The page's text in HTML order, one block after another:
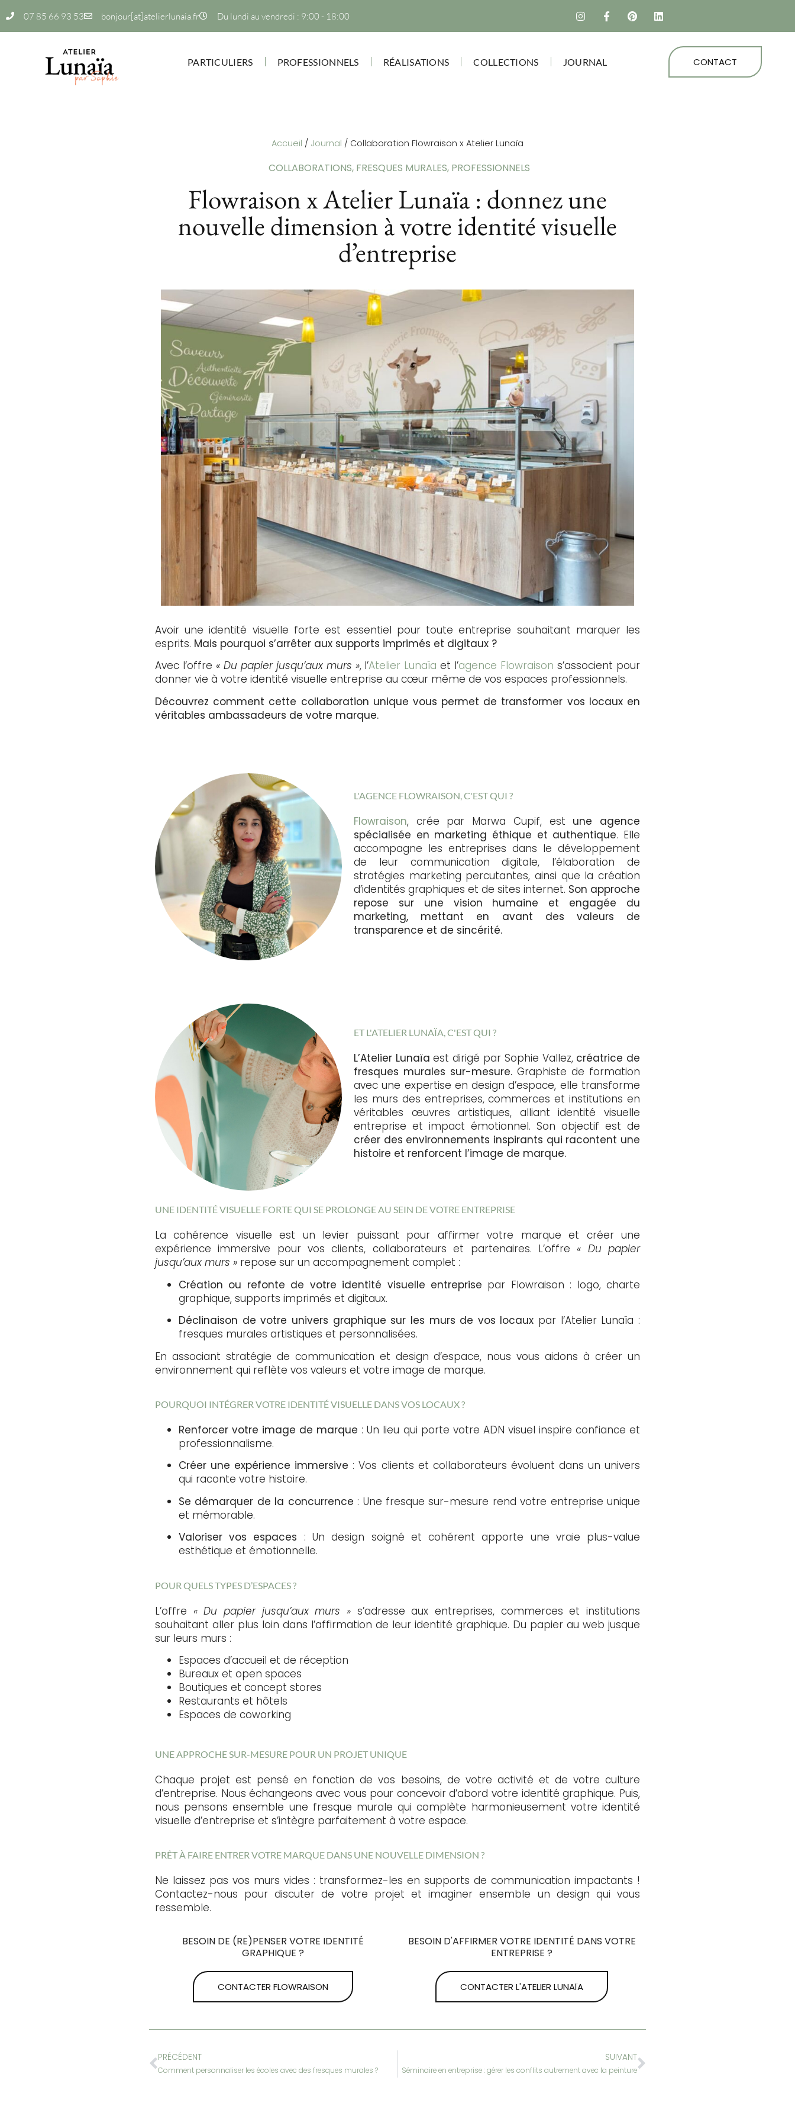
07 85 66 93 53 bonjour[at]atelierlunaia.fr Du lundi au vendredi : 9:00 - 18:00
PARTICULIERS PROFESSIONNELS RÉALISATIONS COLLECTIONS JOURNAL CONTACT
Accueil / Journal / Collaboration Flowraison x Atelier Lunaïa
COLLABORATIONS, FRESQUES MURALES, PROFESSIONNELS
Flowraison x Atelier Lunaïa : donnez une
nouvelle dimension à votre identité visuelle
d’entreprise
Avoir une identité visuelle forte est essentiel pour toute entreprise souhaitant marquer les
esprits. Mais pourquoi s’arrêter aux supports imprimés et digitaux ?
Avec l’offre « Du papier jusqu’aux murs », l’Atelier Lunaïa et l’agence Flowraison s’associent pour
donner vie à votre identité visuelle entreprise au cœur même de vos espaces professionnels.
Découvrez comment cette collaboration unique vous permet de transformer vos locaux en
véritables ambassadeurs de votre marque.
L'AGENCE FLOWRAISON, C'EST QUI ?
Flowraison, crée par Marwa Cupif, est une agence
spécialisée en marketing éthique et authentique. Elle
accompagne les entreprises dans le développement
de leur communication digitale, l’élaboration de
stratégies marketing percutantes, ainsi que la création
d’identités graphiques et de sites internet. Son approche
repose sur une vision humaine et engagée du
marketing, mettant en avant des valeurs de
transparence et de sincérité.
ET L'ATELIER LUNAÏA, C'EST QUI ?
L’Atelier Lunaïa est dirigé par Sophie Vallez, créatrice de
fresques murales sur-mesure. Graphiste de formation
avec une expertise en design d’espace, elle transforme
les murs des entreprises, commerces et institutions en
véritables œuvres artistiques, alliant identité visuelle
entreprise et impact émotionnel. Son objectif est de
créer des environnements inspirants qui racontent une
histoire et renforcent l’image de marque.
UNE IDENTITÉ VISUELLE FORTE QUI SE PROLONGE AU SEIN DE VOTRE ENTREPRISE
La cohérence visuelle est un levier puissant pour affirmer votre marque et créer une
expérience immersive pour vos clients, collaborateurs et partenaires. L’offre « Du papier
jusqu’aux murs »repose sur un accompagnement complet :
Création ou refonte de votre identité visuelle entreprise par Flowraison : logo, charte
graphique, supports imprimés et digitaux.
Déclinaison de votre univers graphique sur les murs de vos locaux par l’Atelier Lunaïa :
fresques murales artistiques et personnalisées.
En associant stratégie de communication et design d’espace, nous vous aidons à créer un
environnement qui reflète vos valeurs et votre image de marque.
POURQUOI INTÉGRER VOTRE IDENTITÉ VISUELLE DANS VOS LOCAUX ?
Renforcer votre image de marque : Un lieu qui porte votre ADN visuel inspire confiance et
professionnalisme.
Créer une expérience immersive : Vos clients et collaborateurs évoluent dans un univers
qui raconte votre histoire.
Se démarquer de la concurrence : Une fresque sur-mesure rend votre entreprise unique
et mémorable.
Valoriser vos espaces : Un design soigné et cohérent apporte une vraie plus-value
esthétique et émotionnelle.
POUR QUELS TYPES D’ESPACES ?
L’offre « Du papier jusqu’aux murs » s’adresse aux entreprises, commerces et institutions
souhaitant aller plus loin dans l’affirmation de leur identité graphique. Du papier au web jusque
sur leurs murs :
Espaces d’accueil et de réception
Bureaux et open spaces
Boutiques et concept stores
Restaurants et hôtels
Espaces de coworking
UNE APPROCHE SUR-MESURE POUR UN PROJET UNIQUE
Chaque projet est pensé en fonction de vos besoins, de votre activité et de votre culture
d’entreprise. Nous échangeons avec vous pour concevoir d’abord votre identité graphique. Puis,
nous pensons ensemble une fresque murale qui complète harmonieusement votre identité
visuelle d’entreprise et s’intègre parfaitement à votre espace.
PRÊT À FAIRE ENTRER VOTRE MARQUE DANS UNE NOUVELLE DIMENSION ?
Ne laissez pas vos murs vides : transformez-les en supports de communication impactants !
Contactez-nous pour discuter de votre projet et imaginer ensemble un design qui vous
ressemble.
BESOIN DE (RE)PENSER VOTRE IDENTITÉ
GRAPHIQUE ?
CONTACTER FLOWRAISON
BESOIN D'AFFIRMER VOTRE IDENTITÉ DANS VOTRE
ENTREPRISE ?
CONTACTER L'ATELIER LUNAÏA
PRÉCÉDENT
Comment personnaliser les écoles avec des fresques murales ?
SUIVANT
Séminaire en entreprise : gérer les conflits autrement avec la peinture